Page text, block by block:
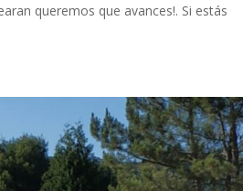
queremos que avances!. Si estás